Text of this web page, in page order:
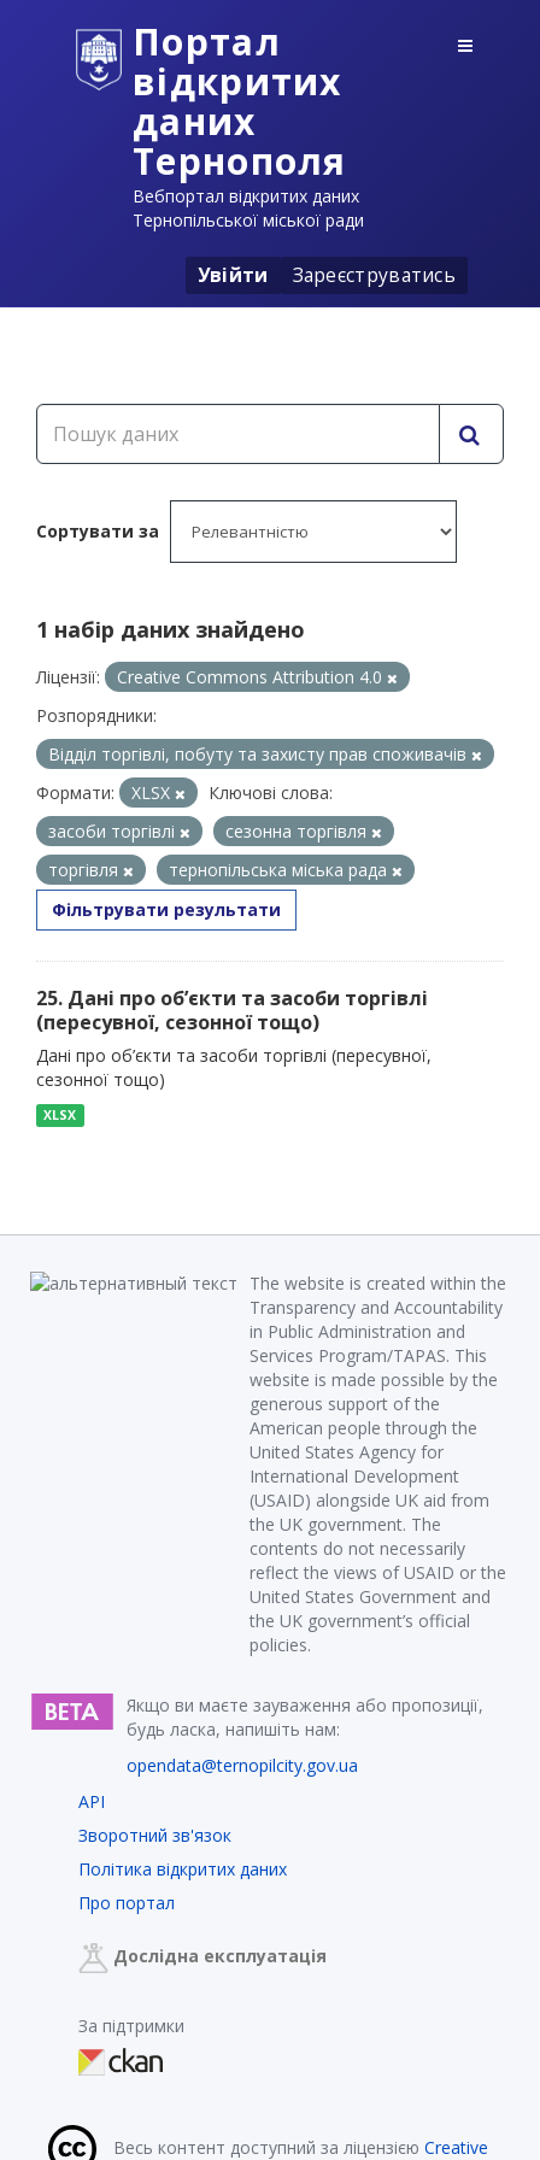
Портал
відкритих
даних
Тернополя
Вебпортал відкритих даних
Тернопільської міської ради
Увійти Зареєструватись
Сортувати за
1 набір даних знайдено
Ліцензії:
Creative Commons Attribution 4.0
Розпорядники:
Відділ торгівлі, побуту та захисту прав споживачів
Формати:
XLSX
Ключові слова:
засоби торгівлі
сезонна торгівля
торгівля
тернопільська міська рада
Фільтрувати результати
25. Дані про об’єкти та засоби торгівлі
(пересувної, сезонної тощо)
Дані про об’єкти та засоби торгівлі (пересувної,
сезонної тощо)
XLSX
The website is created within the
Transparency and Accountability
in Public Administration and
Services Program/TAPAS. This
website is made possible by the
generous support of the
American people through the
United States Agency for
International Development
(USAID) alongside UK aid from
the UK government. The
contents do not necessarily
reflect the views of USAID or the
United States Government and
the UK government’s official
policies.
Якщо ви маєте зауваження або пропозиції,
будь ласка, напишіть нам:
opendata@ternopilcity.gov.ua
API
Зворотний зв'язок
Політика відкритих даних
Про портал
Дослідна експлуатація
За підтримки
Весь контент доступний за ліцензією Creative